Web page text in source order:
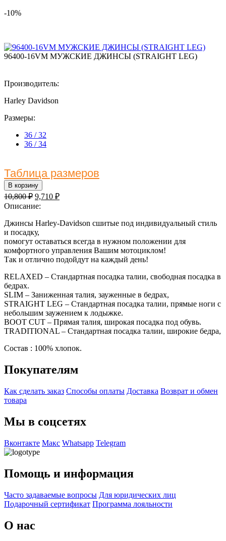
-10%
96400-16VM МУЖСКИЕ ДЖИНСЫ (STRAIGHT LEG)
Производитель:
Harley Davidson
Размеры:
36 / 32
36 / 34
Таблица размеров
В корзину
10,800₽ 9,710 ₽
Описание:
Джинсы Harley-Davidson сшитые под индивидуальный стиль
и посадку,
помогут оставаться всегда в нужном положении для
комфортного управления Вашим мотоциклом!
Так и отлично подойдут на каждый день!
RELAXED – Стандартная посадка талии, свободная посадка в
бедрах.
SLIM – Заниженная талия, зауженные в бедрах,
STRAIGHT LEG – Стандартная посадка талии, прямые ноги с
небольшим заужением к лодыжке.
BOOT CUT – Прямая талия, широкая посадка под обувь.
TRADITIONAL – Стандартная посадка талии, широкие бедра,
Состав : 100% хлопок.
Покупателям
Как сделать заказ Способы оплаты Доставка Возврат и обмен
товара
Мы в соцсетях
Вконтакте Макс Whatsapp Telegram
Помощь и информация
Часто задаваемые вопросы Для юридических лиц
Подарочный сертификат Программа лояльности
О нас